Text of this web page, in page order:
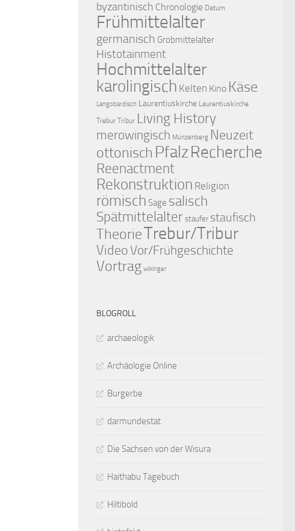
byzantinisch Chronologie Datum
Frühmittelalter
germanisch Grobmittelalter
Histotainment
Hochmittelalter
karolingisch Kelten Kino Käse
Langobardisch Laurentiuskirche Laurentiuskirche
Trebur Tribur Living History
merowingisch Münzenberg Neuzeit
ottonisch PfalzRecherche
Reenactment
Rekonstruktion Religion
römisch Sage salisch
Spätmittelalter staufer staufisch
TheorieTrebur/Tribur
VideoVor/Frühgeschichte
Vortrag wikinger
BLOGROLL
archaeologik
Archäologie Online
Burgerbe
darmundestat
Die Sachsen von der Wisura
Haithabu Tagebuch
Hiltibold